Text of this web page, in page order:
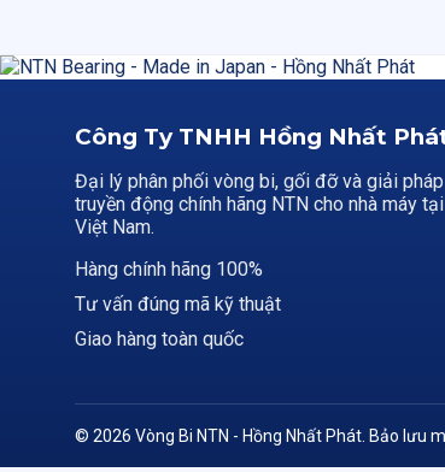
Công Ty TNHH Hồng Nhất
Đại lý phân phối vòng bi, gối đỡ và giải pháp
truyền động chính hãng NTN cho nhà máy tại
Việt Nam.
Hàng chính hãng 100%
Tư vấn đúng mã kỹ thuật
Giao hàng toàn quốc
© 2026 Vòng Bi NTN - Hồng Nhất Phát. Bảo lưu